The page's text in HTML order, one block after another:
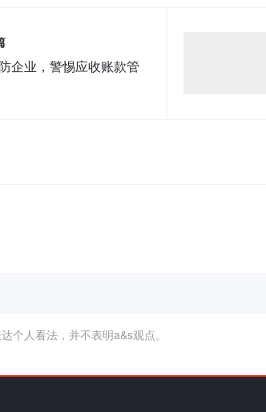
企业，警惕应收账款管
个人看法，并不表明a&s观点。